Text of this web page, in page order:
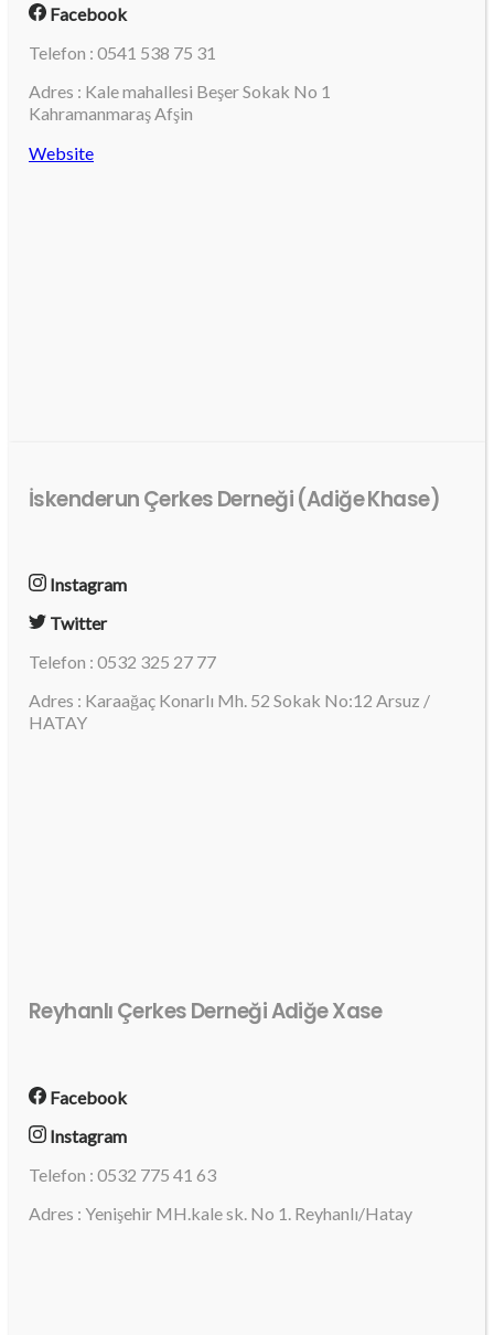
Facebook
Telefon : 0541 538 75 31
Adres : Kale mahallesi Beşer Sokak No 1
Kahramanmaraş Afşin
Website
İskenderun Çerkes Derneği (Adiğe Khase)
Instagram
Twitter
Telefon : 0532 325 27 77
Adres : Karaağaç Konarlı Mh. 52 Sokak No:12 Arsuz /
HATAY
Reyhanlı Çerkes Derneği Adiğe Xase
Facebook
Instagram
Telefon : 0532 775 41 63
Adres : Yenişehir MH.kale sk. No 1. Reyhanlı/Hatay